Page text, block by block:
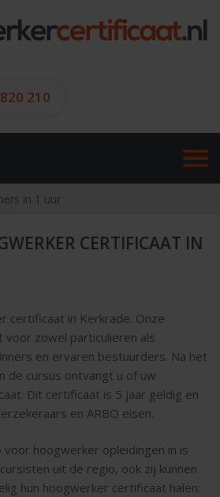
210
in 1 uur
CERTIFICAAT IN
certificaat in Kerkrade. Onze
voor zowel particulieren als
en ervaren bestuurders. Na het
de cursus ontvangt u of uw
Dit certificaat is 5 jaar geldig en
en ARBO eisen.
voor hoogwerker opleidingen in is
uit de regio, ook zij kunnen
hun hoogwerker certificaat halen: